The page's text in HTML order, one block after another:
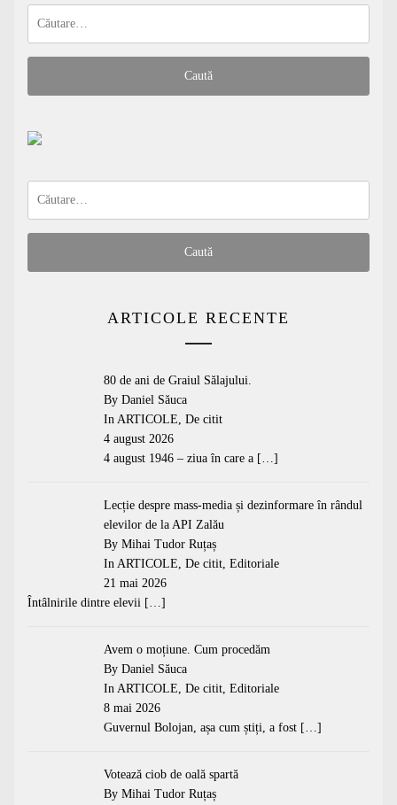
ARTICOLE RECENTE
80 de ani de Graiul Sălajului.
By Daniel Săuca
In ARTICOLE, De citit
4 august 2026
4 august 1946 – ziua în care a […]
Lecție despre mass-media și dezinformare în rândul
elevilor de la API Zalău
By Mihai Tudor Ruțaș
In ARTICOLE, De citit, Editoriale
21 mai 2026
Întâlnirile dintre elevii […]
Avem o moțiune. Cum procedăm
By Daniel Săuca
In ARTICOLE, De citit, Editoriale
8 mai 2026
Guvernul Bolojan, așa cum știți, a fost […]
Votează ciob de oală spartă
By Mihai Tudor Ruțaș